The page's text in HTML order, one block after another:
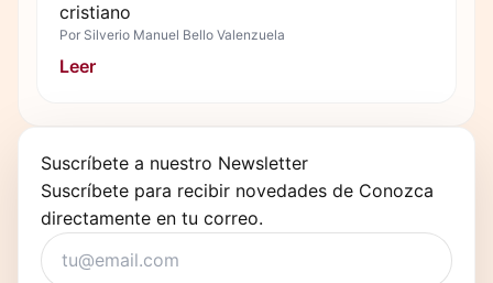
cristiano
Por Silverio Manuel Bello Valenzuela
Leer
Suscríbete a nuestro Newsletter
Suscríbete para recibir novedades de Conozca
directamente en tu correo.